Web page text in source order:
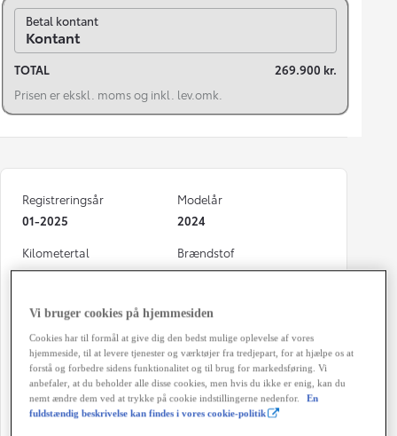
Skift til finansiering
Betal kontant
Kontant
TOTAL
269.900 kr.
Prisen er ekskl. moms og inkl. lev.omk.
Registreringsår
01-2025
Modelår
2024
Kilometertal
15.000 km
Brændstof
Diesel
Karosseri
Hestekræfter
Co2 (blandet kørsel)
228 g/km
Geartype
Automatisk gearkasse
Døre
Farve
Vi bruger cookies på hjemmesiden
Cookies har til formål at give dig den bedst mulige oplevelse af vores
hjemmeside, til at levere tjenester og værktøjer fra tredjepart, for at hjælpe os at
forstå og forbedre sidens funktionalitet og til brug for markedsføring. Vi
anbefaler, at du beholder alle disse cookies, men hvis du ikke er enig, kan du
nemt ændre dem ved at trykke på cookie indstillingerne nedenfor.
En
fuldstændig beskrivelse kan findes i vores cookie-politik